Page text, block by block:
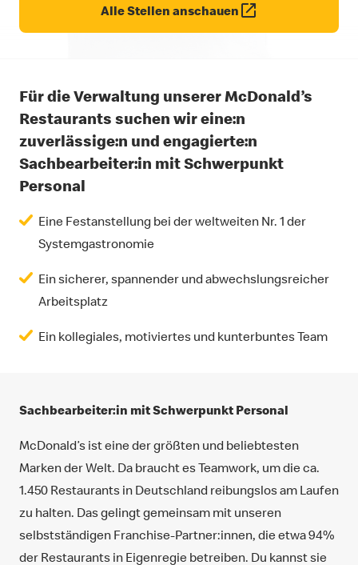
Alle Stellen anschauen
Für die Verwaltung unserer McDonald’s
Restaurants suchen wir eine:n
zuverlässige:n und engagierte:n
Sachbearbeiter:in mit Schwerpunkt
Personal
Eine Festanstellung bei der weltweiten Nr. 1 der
Systemgastronomie
Ein sicherer, spannender und abwechslungsreicher
Arbeitsplatz
Ein kollegiales, motiviertes und kunterbuntes Team
Sachbearbeiter:in mit Schwerpunkt Personal
McDonald’s ist eine der größten und beliebtesten
Marken der Welt. Da braucht es Teamwork, um die ca.
1.450 Restaurants in Deutschland reibungslos am Laufen
zu halten. Das gelingt gemeinsam mit unseren
selbstständigen Franchise-Partner:innen, die etwa 94%
der Restaurants in Eigenregie betreiben. Du kannst sie